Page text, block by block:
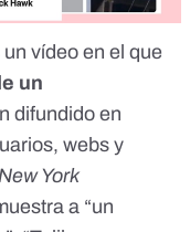
vídeo en el que
un
difundido en
, webs y
York
a “un